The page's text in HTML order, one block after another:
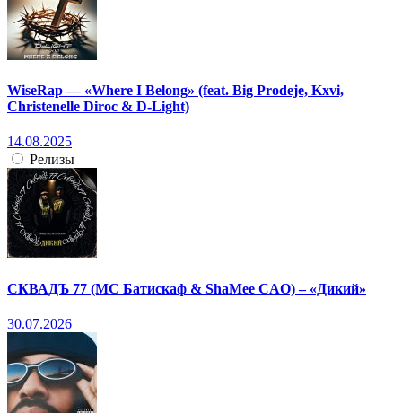
WiseRap — «Where I Belong» (feat. Big Prodeje, Kxvi,
Christenelle Diroc & D-Light)
14.08.2025
Релизы
СКВАДЪ 77 (МС Батискаф & ShaMee CAO) – «Дикий»
30.07.2026